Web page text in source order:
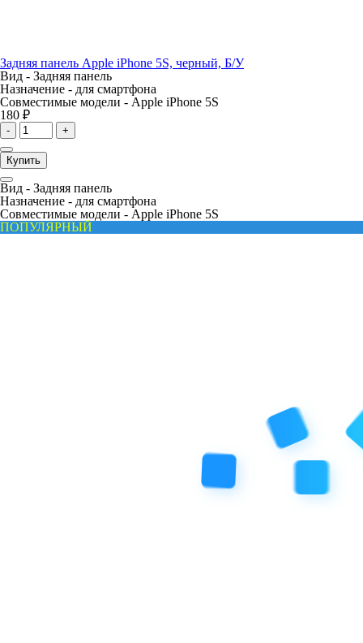
Задняя панель Apple iPhone 5S, черный, Б/У
Вид - Задняя панель
Назначение - для смартфона
Совместимые модели - Apple iPhone 5S
180 ₽
- +
Купить
Вид - Задняя панель
Назначение - для смартфона
Совместимые модели - Apple iPhone 5S
ПОПУЛЯРНЫЙ